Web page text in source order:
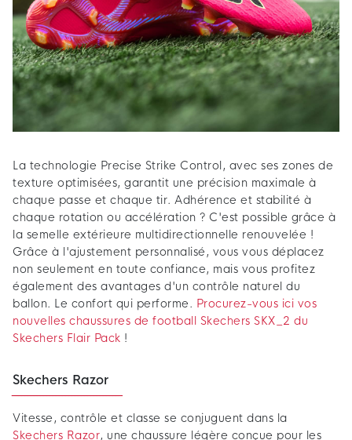
La technologie Precise Strike Control, avec ses zones de
texture optimisées, garantit une précision maximale à
chaque passe et chaque tir. Adhérence et stabilité à
chaque rotation ou accélération ? C'est possible grâce à
la semelle extérieure multidirectionnelle renouvelée !
Grâce à l'ajustement personnalisé, vous vous déplacez
non seulement en toute confiance, mais vous profitez
également des avantages d'un contrôle naturel du
ballon. Le confort qui performe. Procurez-vous ici vos
nouvelles chaussures de football Skechers SKX_2 du
Skechers Flair Pack !
Skechers Razor
Vitesse, contrôle et classe se conjuguent dans la
Skechers Razor, une chaussure légère conçue pour les